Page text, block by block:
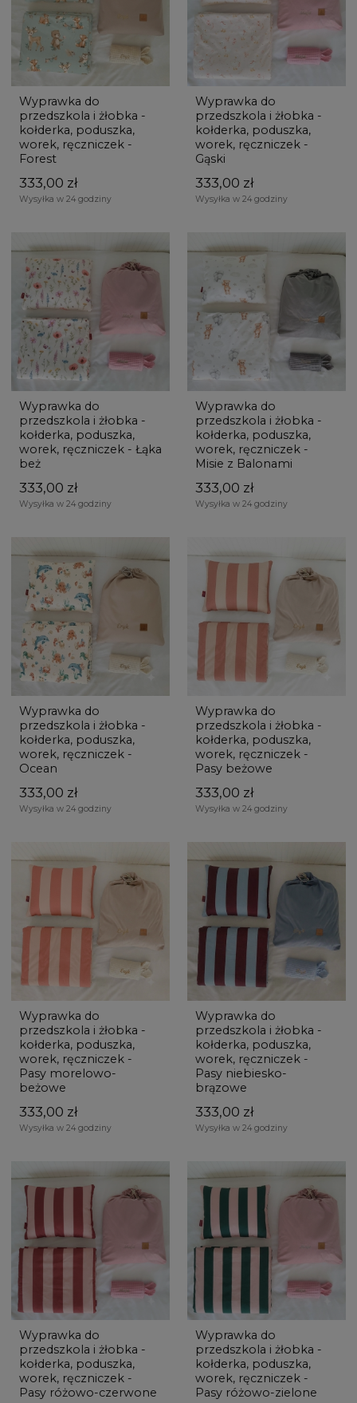
Wyprawka do
przedszkola i żłobka -
kołderka, poduszka,
worek, ręczniczek -
Forest
333,00 zł
Wysyłka w 24 godziny
Wyprawka do
przedszkola i żłobka -
kołderka, poduszka,
worek, ręczniczek -
Gąski
333,00 zł
Wysyłka w 24 godziny
Wyprawka do
przedszkola i żłobka -
kołderka, poduszka,
worek, ręczniczek - Łąka
beż
333,00 zł
Wysyłka w 24 godziny
Wyprawka do
przedszkola i żłobka -
kołderka, poduszka,
worek, ręczniczek -
Misie z Balonami
333,00 zł
Wysyłka w 24 godziny
Wyprawka do
przedszkola i żłobka -
kołderka, poduszka,
worek, ręczniczek -
Ocean
333,00 zł
Wysyłka w 24 godziny
Wyprawka do
przedszkola i żłobka -
kołderka, poduszka,
worek, ręczniczek -
Pasy beżowe
333,00 zł
Wysyłka w 24 godziny
Wyprawka do
przedszkola i żłobka -
kołderka, poduszka,
worek, ręczniczek -
Pasy morelowo-
beżowe
333,00 zł
Wysyłka w 24 godziny
Wyprawka do
przedszkola i żłobka -
kołderka, poduszka,
worek, ręczniczek -
Pasy niebiesko-
brązowe
333,00 zł
Wysyłka w 24 godziny
Wyprawka do
przedszkola i żłobka -
kołderka, poduszka,
worek, ręczniczek -
Pasy różowo-czerwone
Wyprawka do
przedszkola i żłobka -
kołderka, poduszka,
worek, ręczniczek -
Pasy różowo-zielone